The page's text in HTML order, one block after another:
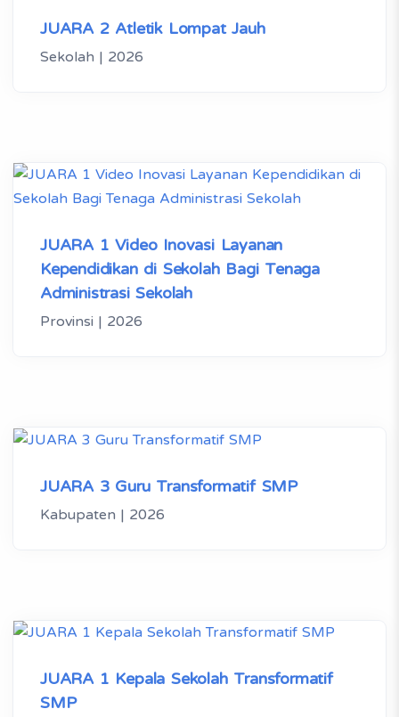
JUARA 2 Atletik Lompat Jauh
Sekolah | 2026
JUARA 1 Video Inovasi Layanan
Kependidikan di Sekolah Bagi Tenaga
Administrasi Sekolah
Provinsi | 2026
JUARA 3 Guru Transformatif SMP
Kabupaten | 2026
JUARA 1 Kepala Sekolah Transformatif
SMP